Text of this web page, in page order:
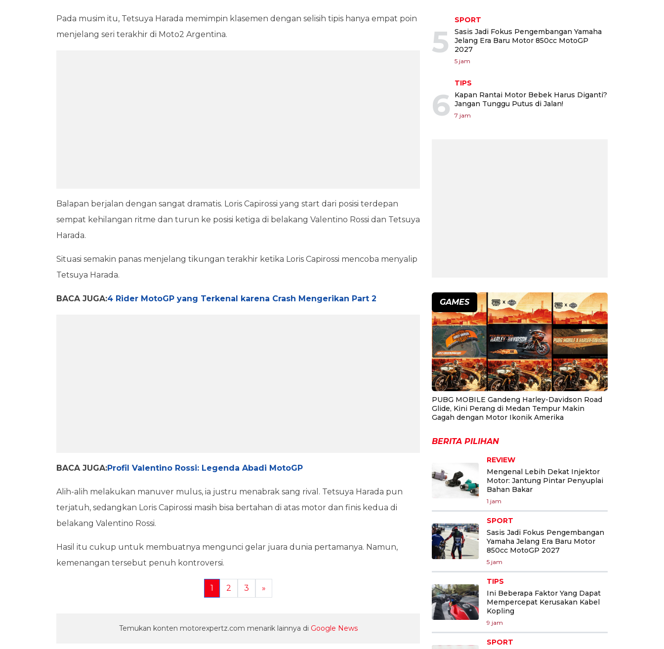
Pada musim itu, Tetsuya Harada memimpin klasemen dengan selisih tipis hanya empat poin
menjelang seri terakhir di Moto2 Argentina.
Balapan berjalan dengan sangat dramatis. Loris Capirossi yang start dari posisi terdepan
sempat kehilangan ritme dan turun ke posisi ketiga di belakang Valentino Rossi dan Tetsuya
Harada.
Situasi semakin panas menjelang tikungan terakhir ketika Loris Capirossi mencoba menyalip
Tetsuya Harada.
BACA JUGA:4 Rider MotoGP yang Terkenal karena Crash Mengerikan Part 2
BACA JUGA:Profil Valentino Rossi: Legenda Abadi MotoGP
Alih-alih melakukan manuver mulus, ia justru menabrak sang rival. Tetsuya Harada pun
terjatuh, sedangkan Loris Capirossi masih bisa bertahan di atas motor dan finis kedua di
belakang Valentino Rossi.
Hasil itu cukup untuk membuatnya mengunci gelar juara dunia pertamanya. Namun,
kemenangan tersebut penuh kontroversi.
1 2 3 »
Temukan konten motorexpertz.com menarik lainnya di Google News
5
SPORT
Sasis Jadi Fokus Pengembangan Yamaha
Jelang Era Baru Motor 850cc MotoGP
2027
5 jam
6
TIPS
Kapan Rantai Motor Bebek Harus Diganti?
Jangan Tunggu Putus di Jalan!
7 jam
GAMES
PUBG MOBILE Gandeng Harley-Davidson Road
Glide, Kini Perang di Medan Tempur Makin
Gagah dengan Motor Ikonik Amerika
BERITA PILIHAN
REVIEW
Mengenal Lebih Dekat Injektor
Motor: Jantung Pintar Penyuplai
Bahan Bakar
1 jam
SPORT
Sasis Jadi Fokus Pengembangan
Yamaha Jelang Era Baru Motor
850cc MotoGP 2027
5 jam
TIPS
Ini Beberapa Faktor Yang Dapat
Mempercepat Kerusakan Kabel
Kopling
9 jam
SPORT